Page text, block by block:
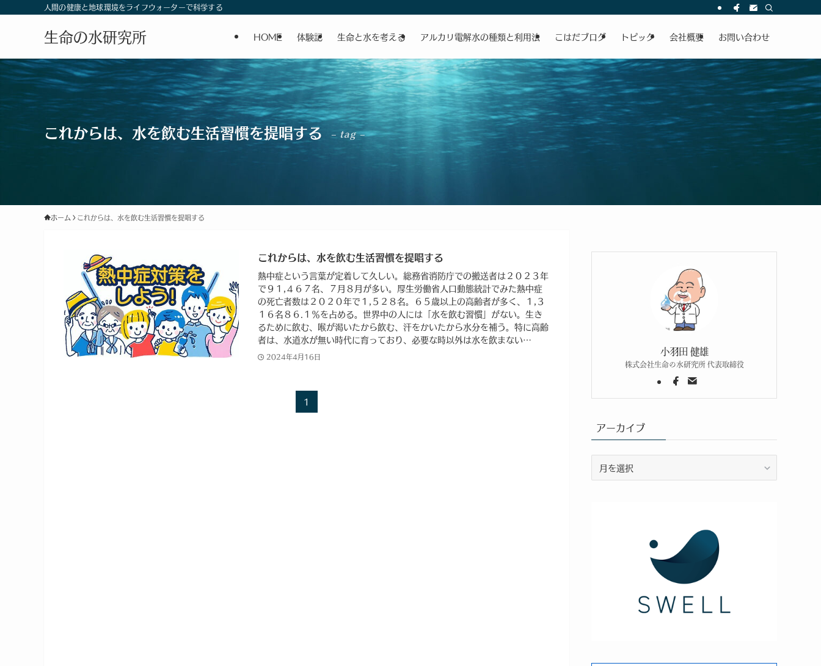
人間の健康と地球環境をライフウォーターで科学する
生命の水研究所 HOME 体験記 生命と水を考える アルカリ電解水の種類と利用法 こはだブログ トピック 会社概要 お問い合わせ
これからは、水を飲む生活習慣を提唱する – tag –
ホーム これからは、水を飲む生活習慣を提唱する
これからは、水を飲む生活習慣を提唱する
熱中症という言葉が定着して久しい。総務省消防庁での搬送者は２０２３年
で９１,４６７名、７月８月が多い。厚生労働省人口動態統計でみた熱中症
の死亡者数は２０２０年で１,５２８名。６５歳以上の高齢者が多く、１,３
１６名８６.１％を占める。世界中の人には「水を飲む習慣」がない。生き
るために飲む、喉が渇いたから飲む、汗をかいたから水分を補う。特に高齢
者は、水道水が無い時代に育っており、必要な時以外は水を飲まない…
2024年4月16日
1
小羽田 健雄
株式会社生命の水研究所 代表取締役
アーカイブ